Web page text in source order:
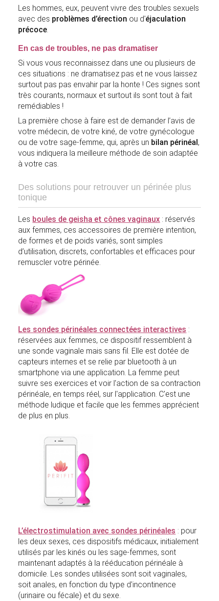
Les hommes, eux, peuvent vivre des troubles sexuels
avec des problèmes d’érection ou d'éjaculation
précoce
En cas de troubles, ne pas dramatiser
Si vous vous reconnaissez dans une ou plusieurs de
ces situations : ne dramatisez pas et ne vous laissez
surtout pas pas envahir par la honte ! Ces signes sont
très courants, normaux et surtout ils sont tout à fait
remédiables !
La première chose à faire est de demander l’avis de
votre médecin, de votre kiné, de votre gynécologue
ou de votre sage-femme, qui, après un bilan périnéal,
vous indiquera la meilleure méthode de soin adaptée
à votre cas.
Des solutions pour retrouver un périnée plus
tonique
Les boules de geisha et cônes vaginaux : réservés
aux femmes, ces accessoires de première intention,
de formes et de poids variés, sont simples
d’utilisation, discrets, confortables et efficaces pour
remuscler votre périnée.
Les sondes périnéales connectées interactives :
réservées aux femmes, ce dispositif ressemblent à
une sonde vaginale mais sans fil. Elle est dotée de
capteurs internes et se relie par bluetooth à un
smartphone via une application. La femme peut
suivre ses exercices et voir l'action de sa contraction
périnéale, en temps réel, sur l'application. C'est une
méthode ludique et facile que les femmes apprécient
de plus en plus.
L’électrostimulation avec sondes périnéales : pour
les deux sexes, ces dispositifs médicaux, initialement
utilisés par les kinés ou les sage-femmes, sont
maintenant adaptés à la rééducation périnéale à
domicile. Les sondes utilisées sont soit vaginales,
soit anales, en fonction du type d'incontinence
(urinaire ou fécale) et du sexe.